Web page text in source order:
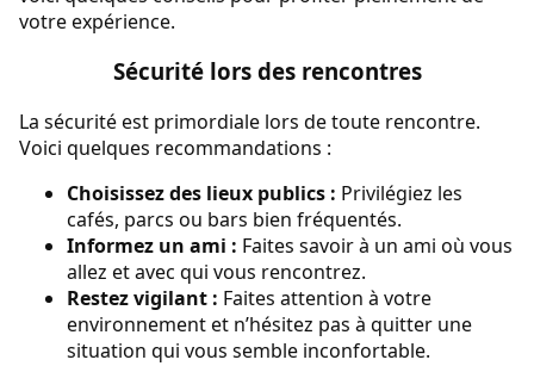
votre expérience.
Sécurité lors des rencontres
La sécurité est primordiale lors de toute rencontre.
Voici quelques recommandations :
Choisissez des lieux publics : Privilégiez les
cafés, parcs ou bars bien fréquentés.
Informez un ami : Faites savoir à un ami où vous
allez et avec qui vous rencontrez.
Restez vigilant : Faites attention à votre
environnement et n’hésitez pas à quitter une
situation qui vous semble inconfortable.